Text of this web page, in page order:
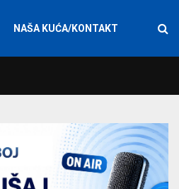
NAŠA KUĆA/KONTAKT